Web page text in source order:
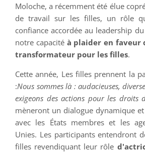
Moloche, a récemment été élue
de travail sur les filles, un rôle
confiance accordée au leadership
notre capacité à plaider en faveur
transformateur pour les filles.
Cette année, Les filles prennent la
:Nous sommes là : audacieuses,
exigeons des actions pour les droits
mèneront un dialogue dynamique
avec les États membres et les
Unies. Les participants entendront
filles revendiquant leur rôle